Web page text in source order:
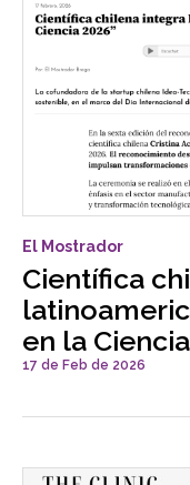
El Mostrador
Científica
en la
17 de Feb de 2026